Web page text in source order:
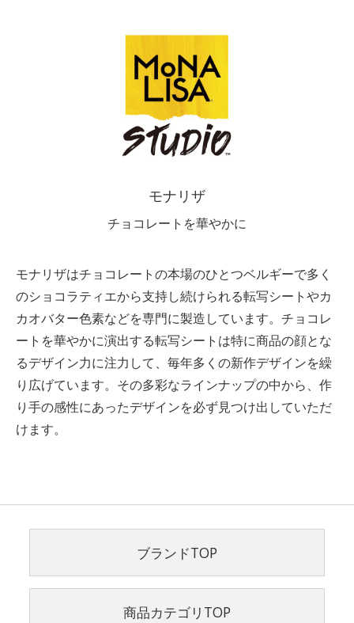
モナリザ
チョコレートを華やかに
モナリザはチョコレートの本場のひとつベルギーで多く
のショコラティエから支持し続けられる転写シートやカ
カオバター色素などを専門に製造しています。チョコレ
ートを華やかに演出する転写シートは特に商品の顔とな
るデザイン力に注力して、毎年多くの新作デザインを繰
り広げています。その多彩なラインナップの中から、作
り手の感性にあったデザインを必ず見つけ出していただ
けます。
ブランドTOP
商品カテゴリTOP